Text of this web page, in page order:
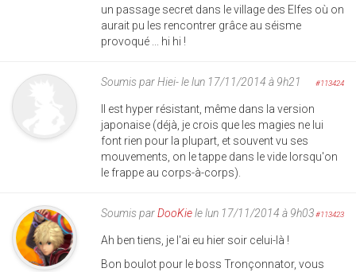
un passage secret dans le village des Elfes où on
aurait pu les rencontrer grâce au séisme
provoqué ... hi hi !
Soumis parHiei-le lun 17/11/2014 à 9h21 #113424
Il est hyper résistant, même dans la version
japonaise (déjà, je crois que les magies ne lui
font rien pour la plupart, et souvent vu ses
mouvements, on le tappe dans le vide lorsqu'on
le frappe au corps-à-corps).
Soumis parDooKiele lun 17/11/2014 à 9h03#113423
Ah ben tiens, je l'ai eu hier soir celui-là !
Bon boulot pour le boss Tronçonnator, vous